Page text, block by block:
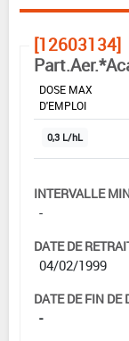
[12603134]
DOSE MAX
D'EMPLOI
0,3 L/hL
INTERVALLE
-
DATE DE
04/02/1999
DATE DE FIN DE
-